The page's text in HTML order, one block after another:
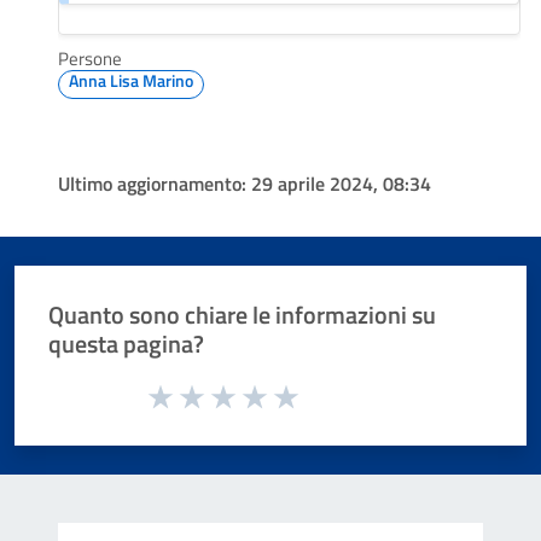
Persone
Anna Lisa Marino
Ultimo aggiornamento: 29 aprile 2024, 08:34
Quanto sono chiare le informazioni su
questa pagina?
Valuta da 1 a 5 stelle la pagina